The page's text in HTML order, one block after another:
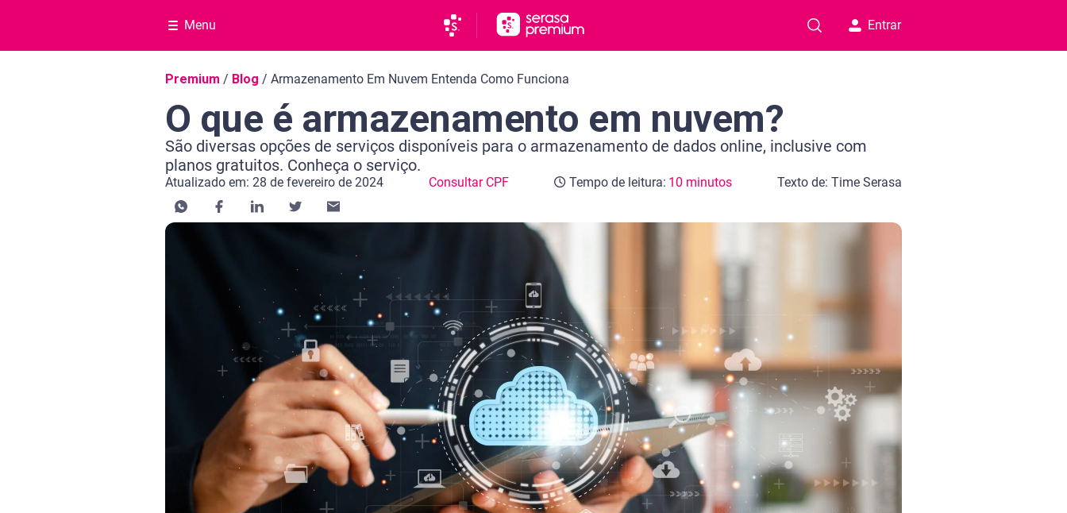
Menu Entrar
Navegação do blog
Premium / Blog / Armazenamento Em Nuvem Entenda Como Funciona
O que é armazenamento em nuvem?
São diversas opções de serviços disponíveis para o armazenamento de dados online, inclusive com
planos gratuitos. Conheça o serviço.
Atualizado em: 28 de fevereiro de 2024 Consultar CPF
Categoria Consultar CPF Tempo de leitura: 10 minutos
Tempo de leitura: 10 minutos Texto de: Time Serasa